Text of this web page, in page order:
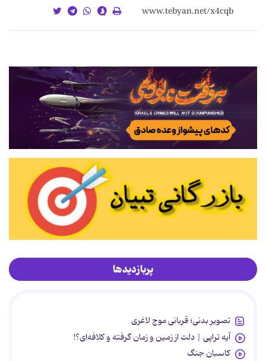
پربازدیدها
تصویر بدنی؛ قربانی موج لاغری
آیه تراپی | دلت از زمین و زمان گرفته و کلافه‌ای؟!
کاسبان جنگ